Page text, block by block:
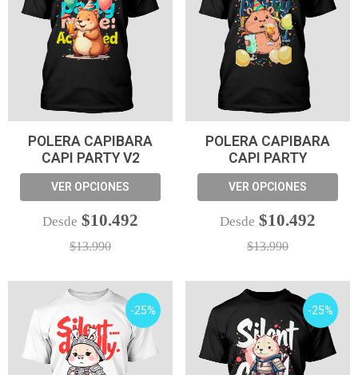
POLERA CAPIBARA
CAPI PARTY V2
VER OPCIONES
Desde $10.492
$13.990
POLERA CAPIBARA
CAPI PARTY
VER OPCIONES
Desde $10.492
$13.990
-25% -25%